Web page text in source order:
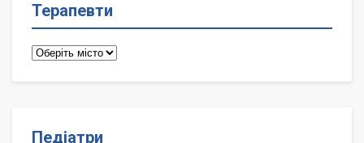
Терапевти
Терапевти
Педіатри